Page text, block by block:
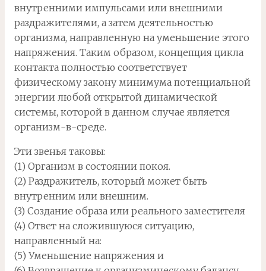
внутренними импульсами или внешними
раздражителями, а затем деятельностью
организма, направленную на уменьшение этого
напряжения. Таким образом, концепция цикла
контакта полностью соответствует
физическому закону минимума потенциальной
энергии любой открытой динамической
системы, которой в данном случае является
организм-в-среде.
Эти звенья таковы:
(1) Организм в состоянии покоя.
(2) Раздражитель, который может быть
внутренним или внешним.
(3) Создание образа или реального заместителя
(4) Ответ на сложившуюся ситуацию,
направленный на:
(5) Уменьшение напряжения и